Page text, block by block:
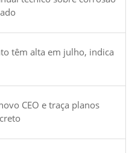
têm alta em julho, indica
CEO e traça planos